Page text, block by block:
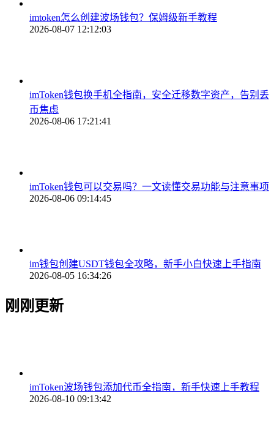
imtoken怎么创建波场钱包？保姆级新手教程
2026-08-07 12:12:03
imToken钱包换手机全指南，安全迁移数字资产，告别丢
币焦虑
2026-08-06 17:21:41
imToken钱包可以交易吗？一文读懂交易功能与注意事项
2026-08-06 09:14:45
im钱包创建USDT钱包全攻略，新手小白快速上手指南
2026-08-05 16:34:26
刚刚更新
imToken波场钱包添加代币全指南，新手快速上手教程
2026-08-10 09:13:42